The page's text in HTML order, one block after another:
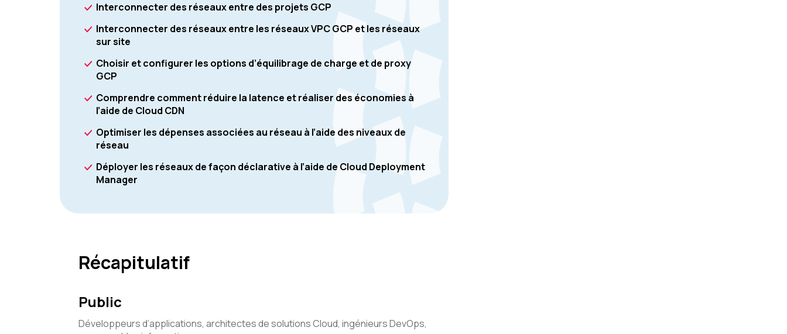
Interconnecter des réseaux entre des projets GCP
Interconnecter des réseaux entre les réseaux VPC GCP et les réseaux
sur site
Choisir et configurer les options d’équilibrage de charge et de proxy
GCP
Comprendre comment réduire la latence et réaliser des économies à
l’aide de Cloud CDN
Optimiser les dépenses associées au réseau à l’aide des niveaux de
réseau
Déployer les réseaux de façon déclarative à l’aide de Cloud Deployment
Manager
Récapitulatif
Public
Développeurs d’applications, architectes de solutions Cloud, ingénieurs DevOps,